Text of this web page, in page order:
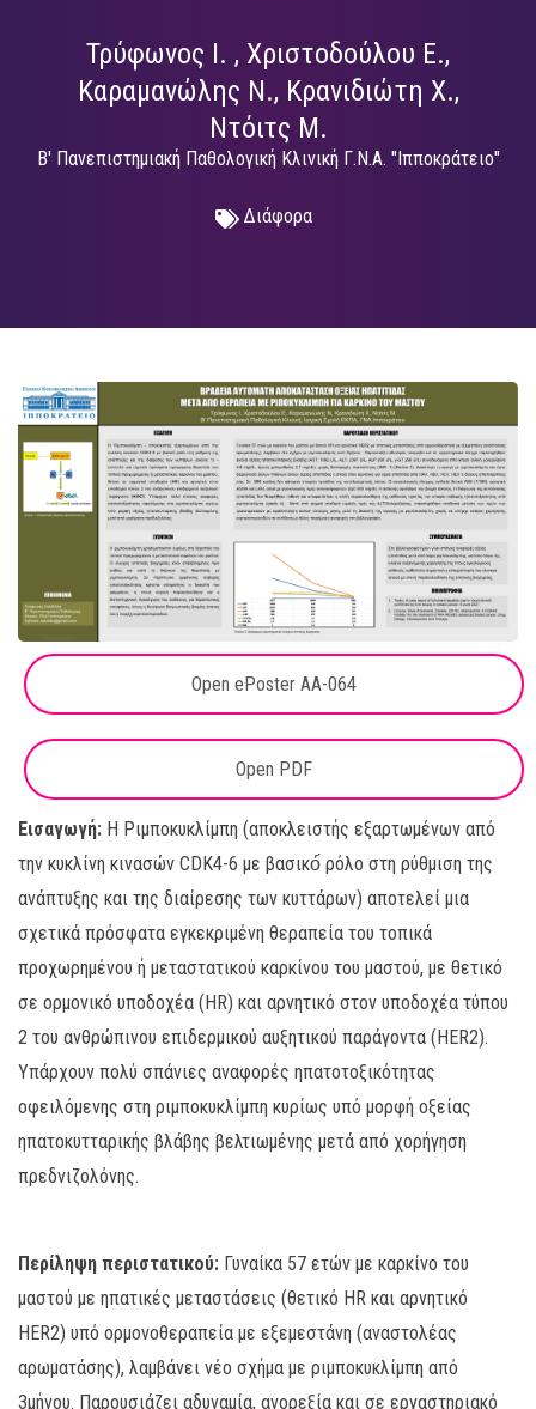
Τρύφωνος Ι. , Χριστοδούλου Ε.,
Καραμανώλης Ν., Κρανιδιώτη Χ.,
Ντόιτς Μ.
Β' Πανεπιστημιακή Παθολογική Κλινική Γ.Ν.Α. "Ιπποκράτειο"
Διάφορα
Open ePoster AA-064
Open PDF
Εισαγωγή: Η Ριμποκυκλίμπη (αποκλειστής εξαρτωμένων από
την κυκλίνη κινασών CDK4-6 με βασικό́ ρόλο στη ρύθμιση της
ανάπτυξης και της διαίρεσης των κυττάρων) αποτελεί μια
σχετικά πρόσφατα εγκεκριμένη θεραπεία του τοπικά
προχωρημένου ή μεταστατικού καρκίνου του μαστού, με θετικό
σε ορμονικό υποδοχέα (HR) και αρνητικό στον υποδοχέα τύπου
2 του ανθρώπινου επιδερμικού αυξητικού παράγοντα (HER2).
Υπάρχουν πολύ σπάνιες αναφορές ηπατοτοξικότητας
οφειλόμενης στη ριμποκυκλίμπη κυρίως υπό μορφή οξείας
ηπατοκυτταρικής βλάβης βελτιωμένης μετά από χορήγηση
πρεδνιζολόνης.
Περίληψη περιστατικού: Γυναίκα 57 ετών με καρκίνο του
μαστού με ηπατικές μεταστάσεις (θετικό HR και αρνητικό
HER2) υπό ορμονοθεραπεία με εξεμεστάνη (αναστολέας
αρωματάσης), λαμβάνει νέο σχήμα με ριμποκυκλίμπη από
3μήνου. Παρουσιάζει αδυναμία, ανορεξία και σε εργαστηριακό